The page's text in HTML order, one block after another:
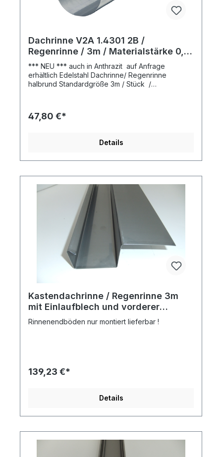
Dachrinne V2A 1.4301 2B /
Regenrinne / 3m / Materialstärke 0,5
mm
*** NEU *** auch in Anthrazit auf Anfrage
erhältlich Edelstahl Dachrinne/ Regenrinne
halbrund Standardgröße 3m / Stück /
glänzendes Material allerdings kein Hochglanz
47,80 €*
Details
Kastendachrinne / Regenrinne 3m
mit Einlaufblech und vorderer
Doppelumkantung nach Innen,
Rinnenendböden nur montiert lieferbar !
139,23 €*
Details